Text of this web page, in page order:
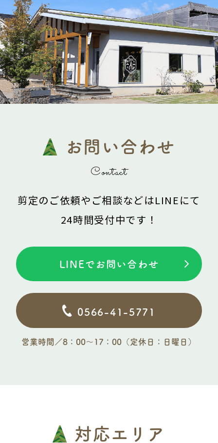
お問い合わせ
Contact
剪定のご依頼やご相談などはLINEにて
24時間受付中です！
LINEでお問い合わせ
0566-41-5771
営業時間／8：00〜17：00（定休日：日曜日）
対応エリア